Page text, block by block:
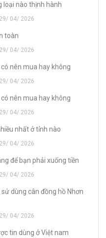
loại nào thịnh hành
29/ 04/ 2026
toàn
29/ 04/ 2026
nên mua hay không
29/ 04/ 2026
nên mua hay không
29/ 04/ 2026
nhất ở tỉnh nào
29/ 04/ 2026
để bạn phải xuống tiền
29/ 04/ 2026
dùng cân đồng hồ Nhơn
29/ 04/ 2026
tin dùng ở Việt nam